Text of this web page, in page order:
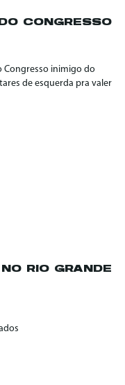
CONGRESSO
Congresso inimigo do
de esquerda pra valer
RIO GRANDE